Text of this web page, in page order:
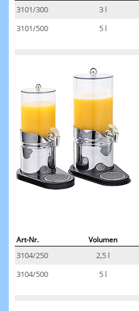
3101/300 3 l
3101/500
5 l
Art-Nr. Volumen
3104/250 2,5 l
3104/500
5 l